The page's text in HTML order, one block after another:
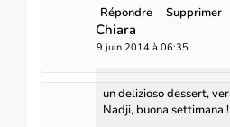
Répondre Supprimer
Chiara
9 juin 2014 à 06:35
un delizioso dessert,
Nadji, buona settimana !